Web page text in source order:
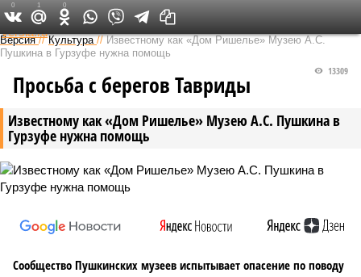
Федеральный выпуск
Версия //Культура //Известному как «Дом Ришелье» Музею А.С.
Пушкина в Гурзуфе нужна помощь
Известному как «Дом Ришелье» Музею А.С. Пушкина в
Гурзуфе нужна помощь
13309
Просьба с берегов Тавриды
Сообщество Пушкинских музеев испытывает опасение по поводу
0 1 0